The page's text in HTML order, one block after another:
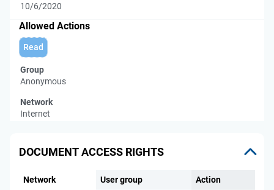
10/6/2020
Allowed Actions
Read
Group
Anonymous
Network
Internet
DOCUMENT ACCESS RIGHTS
Network User group Action